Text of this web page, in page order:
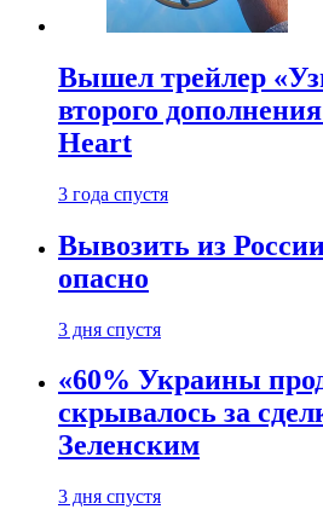
Вышел трейлер
второго
Heart
3 года спустя
Вывозить из
опасно
3 дня спустя
«60% Украины
скрывалось за
Зеленским
3 дня спустя